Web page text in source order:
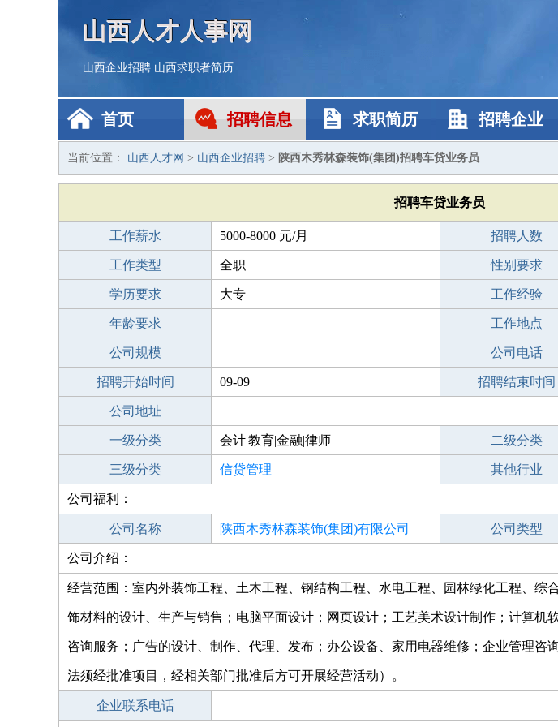
山西人才人事网
山西企业招聘 山西求职者简历
首页 招聘信息 求职简历 招聘企业
当前位置： 山西人才网 > 山西企业招聘 > 陕西木秀林森装饰(集团)招聘车贷业务员
招聘车贷业务员
工作薪水 5000-8000 元/月 招聘人数
工作类型 全职 性别要求
学历要求 大专 工作经验
年龄要求 工作地点
公司规模 公司电话
招聘开始时间 09-09 招聘结束时间
公司地址
一级分类 会计|教育|金融|律师 二级分类
三级分类 信贷管理 其他行业
公司福利：
公司名称 陕西木秀林森装饰(集团)有限公司 公司类型
公司介绍：
经营范围：室内外装饰工程、土木工程、钢结构工程、水电工程、园林绿化工程、综
饰材料的设计、生产与销售；电脑平面设计；网页设计；工艺美术设计制作；计算机
咨询服务；广告的设计、制作、代理、发布；办公设备、家用电器维修；企业管理咨
法须经批准项目，经相关部门批准后方可开展经营活动）。
企业联系电话